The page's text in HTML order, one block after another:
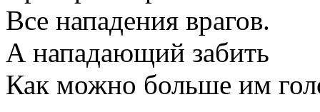
Все нападения врагов.
А нападающий забить
Как можно больше им